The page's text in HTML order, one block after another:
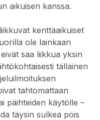
aikuisen kanssa.
kenttäaikuiset
ole lainkaan
saa liikkua yksin
tällainen
tahtomattaan
päihteiden käytölle –
täysin sulkea pois